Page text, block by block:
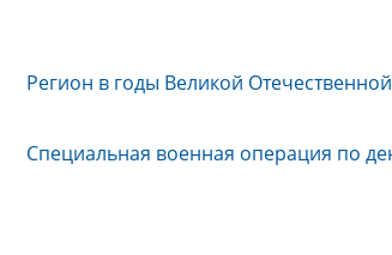
во
политике
Регион в годы Великой
Специальная военная операция по